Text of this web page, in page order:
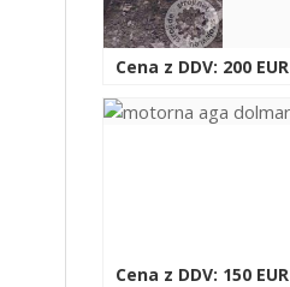
Cena z DDV: 200 EUR
Cena z DDV: 150 EUR